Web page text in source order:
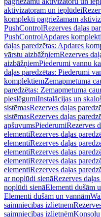
aktivizatoram un ieplūdei
komplekti pagriežamam
PushControlRezerves daļas
PushControlApdares
daļas paredzētas: Apdares
vārstu aizbāžņiemRezerves
aizbāžņiemPiederumi vannu
daļas paredzētas: Piederumi
komplektiemZemapmetuma
paredzētas: Zemapmetuma
pieslēgumiInstalācijas un
sistēmasRezerves daļas
sistēmasRezerves daļas
apšuvumsPiederumiRezerves
elementiRezerves daļas
elementiRezerves daļas
elementiRezerves daļas
elementiRezerves daļas
elementiRezerves daļas
ar noplūdi sienāRezerves
noplūdi sienāElementi dušām
Elementi dušām un vannām
saimniecības izlietnēm
saimniecības izlietnēmKonsoļu